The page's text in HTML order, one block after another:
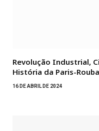
Revolução Industrial,
História da Paris-
16 DE ABRIL DE 2024